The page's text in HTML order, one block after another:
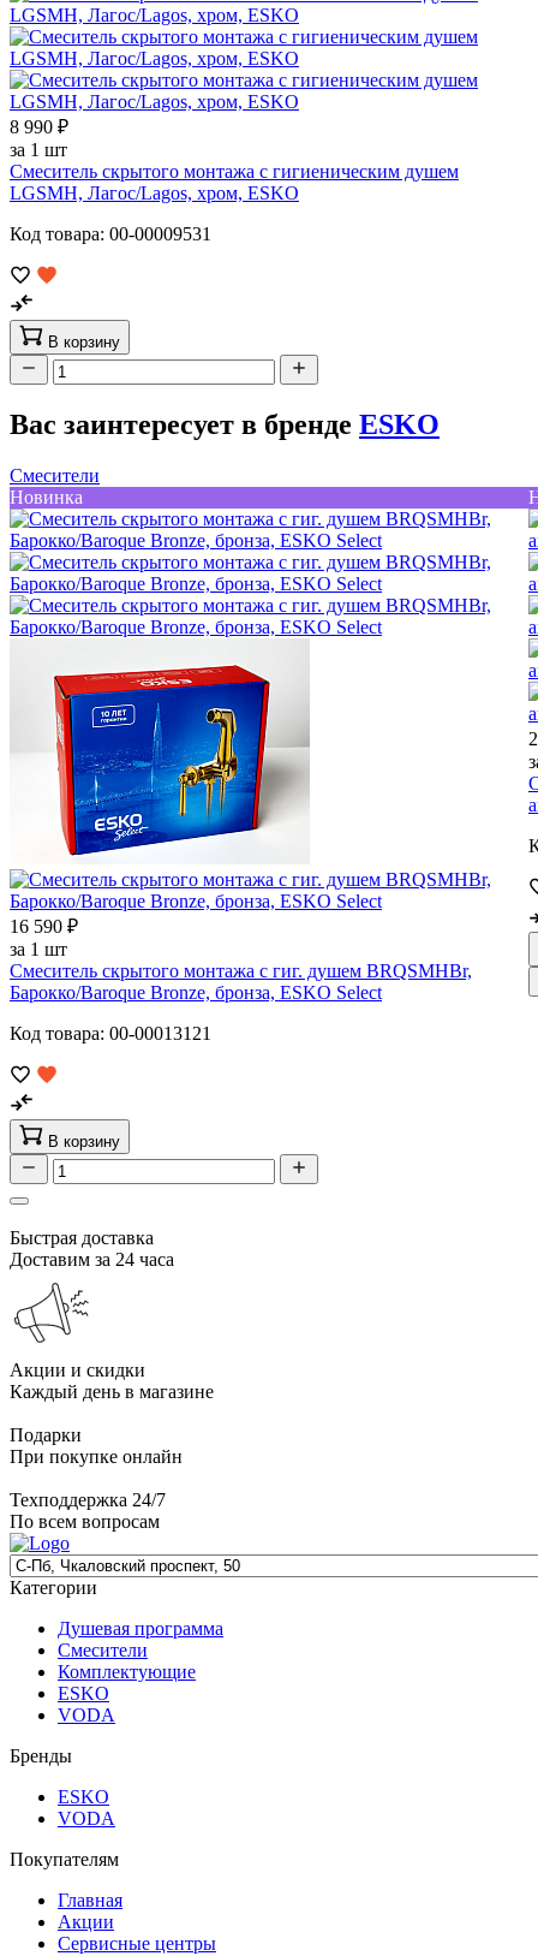
8 990 ₽
за 1 шт
Смеситель скрытого монтажа с гигиеническим душем
LGSMH, Лагос/Lagos, хром, ESKO
Код товара: 00-00009531
В корзину
Вас заинтересует в бренде ESKO
Смесители
Новинка
16 590 ₽
за 1 шт
Смеситель скрытого монтажа с гиг. душем BRQSMHBr,
Барокко/Baroque Bronze, бронза, ESKO Select
Код товара: 00-00013121
В корзину
Быстрая доставка
Доставим за 24 часа
Акции и скидки
Каждый день в магазине
Подарки
При покупке онлайн
Техподдержка 24/7
По всем вопросам
Категории
Душевая программа
Смесители
Комплектующие
ESKO
VODA
Бренды
ESKO
VODA
Покупателям
Главная
Акции
Сервисные центры